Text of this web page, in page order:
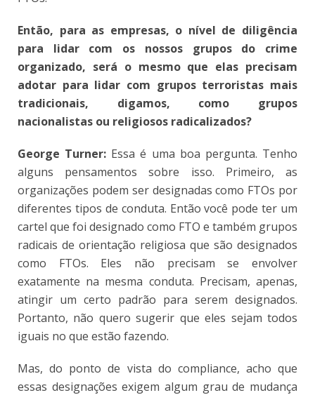
Então, para as empresas, o nível de diligência
para lidar com os nossos grupos do crime
organizado, será o mesmo que elas precisam
adotar para lidar com grupos terroristas mais
tradicionais, digamos, como grupos
nacionalistas ou religiosos radicalizados?
George Turner: Essa é uma boa pergunta. Tenho
alguns pensamentos sobre isso. Primeiro, as
organizações podem ser designadas como FTOs por
diferentes tipos de conduta. Então você pode ter um
cartel que foi designado como FTO e também grupos
radicais de orientação religiosa que são designados
como FTOs. Eles não precisam se envolver
exatamente na mesma conduta. Precisam, apenas,
atingir um certo padrão para serem designados.
Portanto, não quero sugerir que eles sejam todos
iguais no que estão fazendo.
Mas, do ponto de vista do compliance, acho que
essas designações exigem algum grau de mudança